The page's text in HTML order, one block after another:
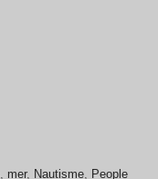
, mer, Nautisme, People